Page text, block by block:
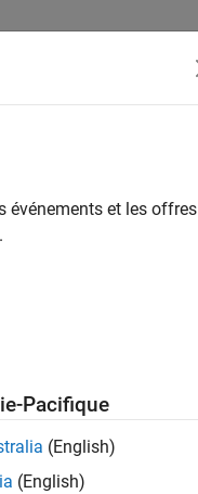
événements et les offres
.
Pacifique
(English)
(English)